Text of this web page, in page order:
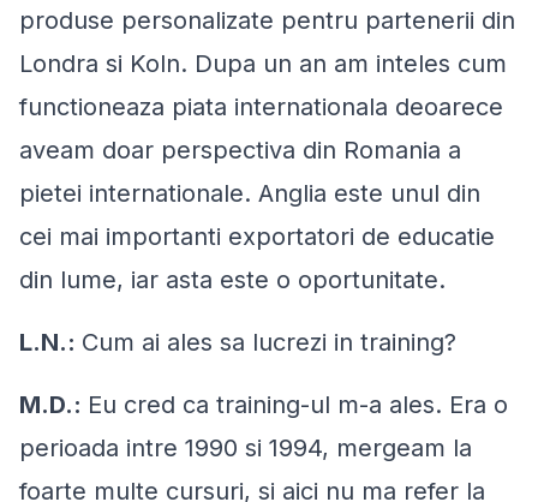
produse personalizate pentru partenerii din
Londra si Koln. Dupa un an am inteles cum
functioneaza piata internationala deoarece
aveam doar perspectiva din Romania a
pietei internationale. Anglia este unul din
cei mai importanti exportatori de educatie
din lume, iar asta este o oportunitate.
L.N.: Cum ai ales sa lucrezi in training?
M.D.: Eu cred ca training-ul m-a ales. Era o
perioada intre 1990 si 1994, mergeam la
foarte multe cursuri, si aici nu ma refer la